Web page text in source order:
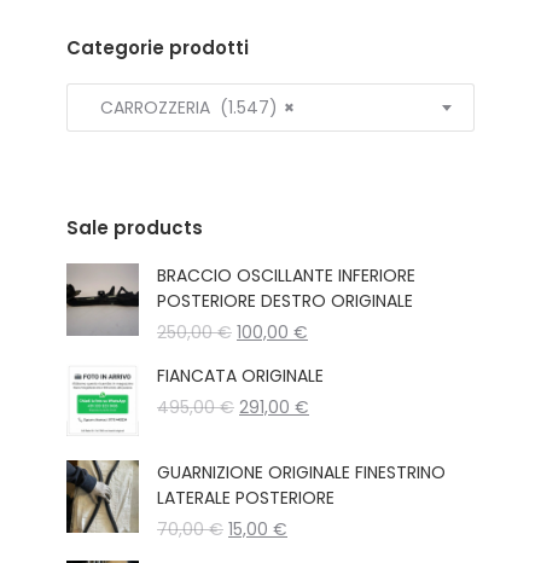
Categorie prodotti
×
CARROZZERIA (1.547)
Sale products
BRACCIO OSCILLANTE INFERIORE
POSTERIORE DESTRO ORIGINALE
250,00€ Il
originale
era:
100,00 €
attuale
è:
FIANCATA ORIGINALE
495,00€ Il
era:
495,00 €.
291,00 €
è:
291,00 €.
GUARNIZIONE ORIGINALE FINESTRINO
LATERALE POSTERIORE
70,00€ Il
15,00 €